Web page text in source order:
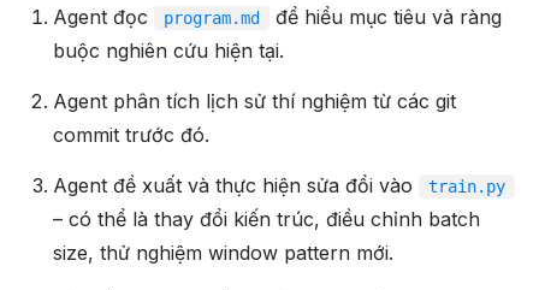
Agent đọc program.md
để hiểu mục tiêu và ràng
buộc nghiên cứu hiện tại.
Agent phân tích lịch sử thí nghiệm từ các git
commit trước đó.
Agent đề xuất và thực hiện sửa đổi vào train.py
– có thể là thay đổi kiến trúc, điều chỉnh batch
size, thử nghiệm window pattern mới.